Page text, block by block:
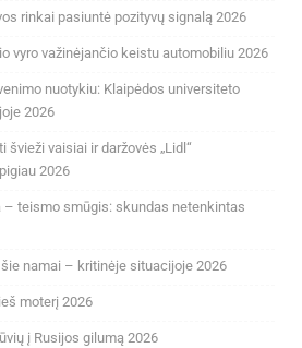
rinkai pasiuntė pozityvų signalą 2026
vyro važinėjančio keistu automobiliu 2026
nuotykiu: Klaipėdos universiteto
2026
švieži vaisiai ir daržovės „Lidl“
2026
teismo smūgis: skundas netenkintas
namai – kritinėje situacijoje 2026
moterį 2026
į Rusijos gilumą 2026